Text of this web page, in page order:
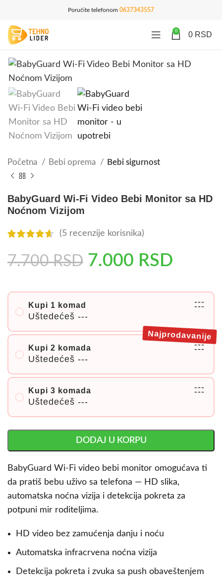
Poručite telefonom 0637343557
0 0 RSD
Početna Bebi oprema Bebi sigurnost
BabyGuard Wi-Fi Video Bebi Monitor sa HD
Noćnom Vizijom
(5 recenzije korisnika)
7.700RSD 7.000 RSD
Kupi 1 komad
Uštedećeš ---
---
---
Kupi 2 komada
Uštedećeš ---
---
---
Najprodavanije
Kupi 3 komada
Uštedećeš ---
---
---
DODAJ U KORPU
BabyGuard Wi-Fi video bebi monitor omogućava ti
da pratiš bebu uživo sa telefona — HD slika,
automatska noćna vizija i detekcija pokreta za
potpuni mir roditeljima.
HD video bez zamućenja danju i noću
Automatska infracrvena noćna vizija
Detekcija pokreta i zvuka sa push obaveštenjem